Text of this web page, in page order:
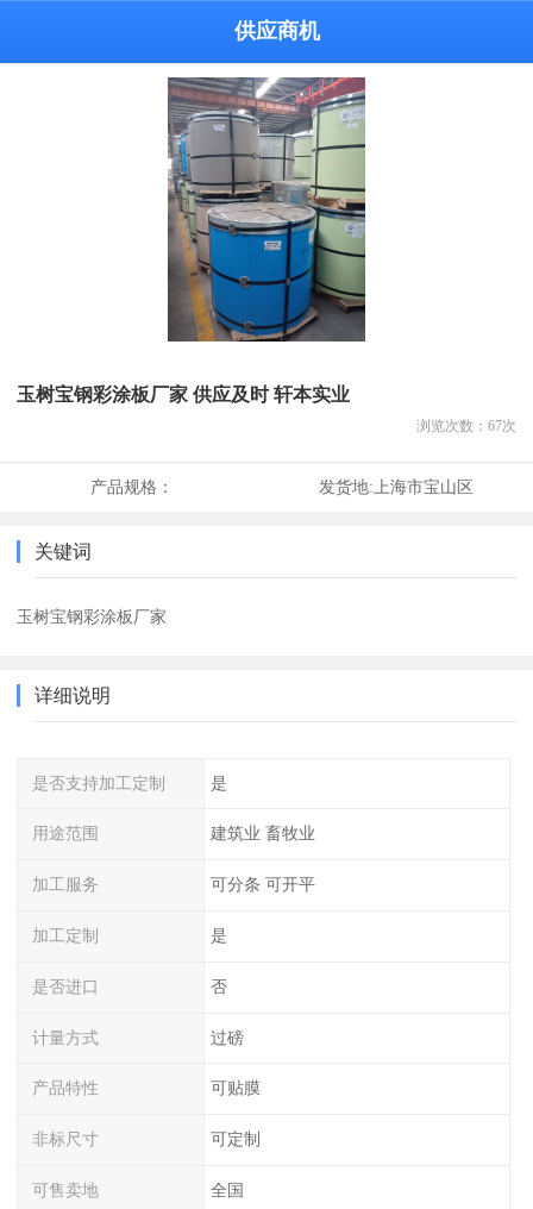
供应商机
玉树宝钢彩涂板厂家 供应及时 轩本实业
浏览次数： 67次
产品规格： 发货地:上海市宝山区
关键词
玉树宝钢彩涂板厂家
详细说明
是否支持加工定制 是
用途范围 建筑业 畜牧业
加工服务 可分条 可开平
加工定制 是
是否进口 否
计量方式 过磅
产品特性 可贴膜
非标尺寸 可定制
可售卖地 全国